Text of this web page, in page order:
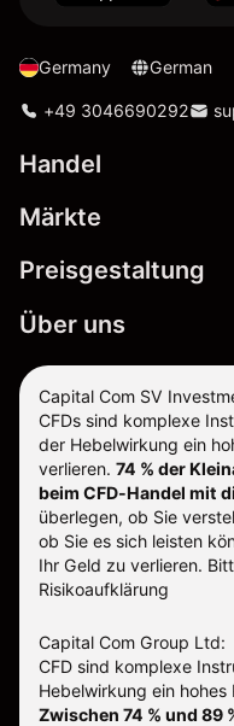
Germany German
+49 3046690292
Handel
Märkte
Preisgestaltung
Über uns
Capital Com SV
CFDs sind komplexe
der Hebelwirkung ein
verlieren. 74 % der
beim CFD-Handel mit
überlegen, ob Sie
ob Sie es sich leisten
Ihr Geld zu verlieren.
Risikoaufklärung
Capital Com Group Ltd:
CFD sind komplexe
Hebelwirkung ein hohes
Zwischen 74 % und 89